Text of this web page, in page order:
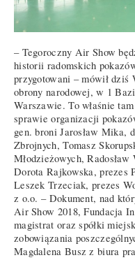
– Tegoroczny Air Show
historii radomskich
przygotowani – mówił
obrony narodowej, w 1
Warszawie. To właśnie
sprawie organizacji
gen. broni Jarosław Mika,
Zbrojnych, Tomasz
Młodzieżowych,
Dorota Rajkowska, prezes
Leszek Trzeciak, prezes
z o.o. – Dokument, nad
Air Show 2018, Fundacja
magistrat oraz spółki
zobowiązania
Magdalena Busz z biura